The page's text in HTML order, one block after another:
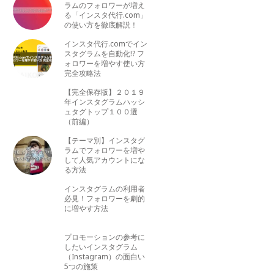
ラムのフォロワーが増え
る「インスタ代行.com」
の使い方を徹底解説！
インスタ代行.comでイン
スタグラムを自動化!? フ
ォロワーを増やす使い方
完全攻略法
【完全保存版】２０１９
年インスタグラムハッシ
ュタグトップ１００選
（前編）
【テーマ別】インスタグ
ラムでフォロワーを増や
して人気アカウントにな
る方法
インスタグラムの利用者
必見！フォロワーを劇的
に増やす方法
プロモーションの参考に
したいインスタグラム
（Instagram）の面白い
5つの施策